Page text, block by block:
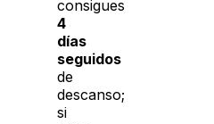
consigues
4
días
seguidos
de
descanso;
si